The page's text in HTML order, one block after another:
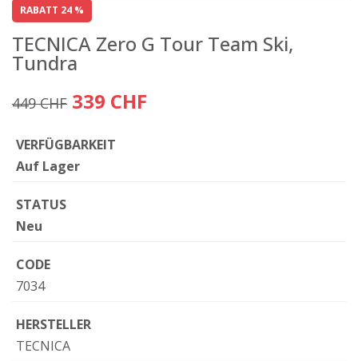
RABATT 24 %
TECNICA Zero G Tour Team Ski,
Tundra
449 CHF 339 CHF
VERFÜGBARKEIT
Auf Lager
STATUS
Neu
CODE
7034
HERSTELLER
TECNICA